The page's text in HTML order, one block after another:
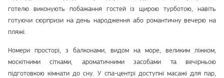
готелю виконують побажання гостей із щирою турботою, навіть
готуючи сюрпризи на день народження або романтичну вечерю на
пляжі.
Номери просторі, з балконами, видом на море, великим ліжком,
москітними сітками, ароматичними засобами та вечірньою
підготовкою кімнати до сну. У спа-центрі доступні масажі для пар,